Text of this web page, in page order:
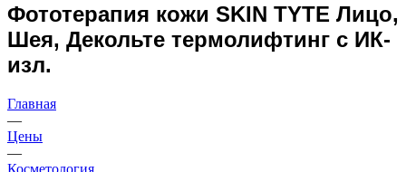
Фототерапия кожи SKIN TYTE Лицо,
Шея, Декольте термолифтинг с ИК-
изл.
Главная
—
Цены
—
Косметология